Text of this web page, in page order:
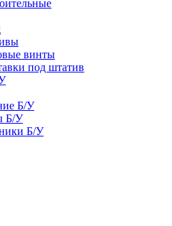
винты
под штатив
Б/У
Б/У
Б/У